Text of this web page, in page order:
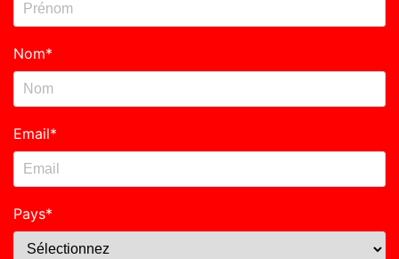
Nom*
Email*
Pays*